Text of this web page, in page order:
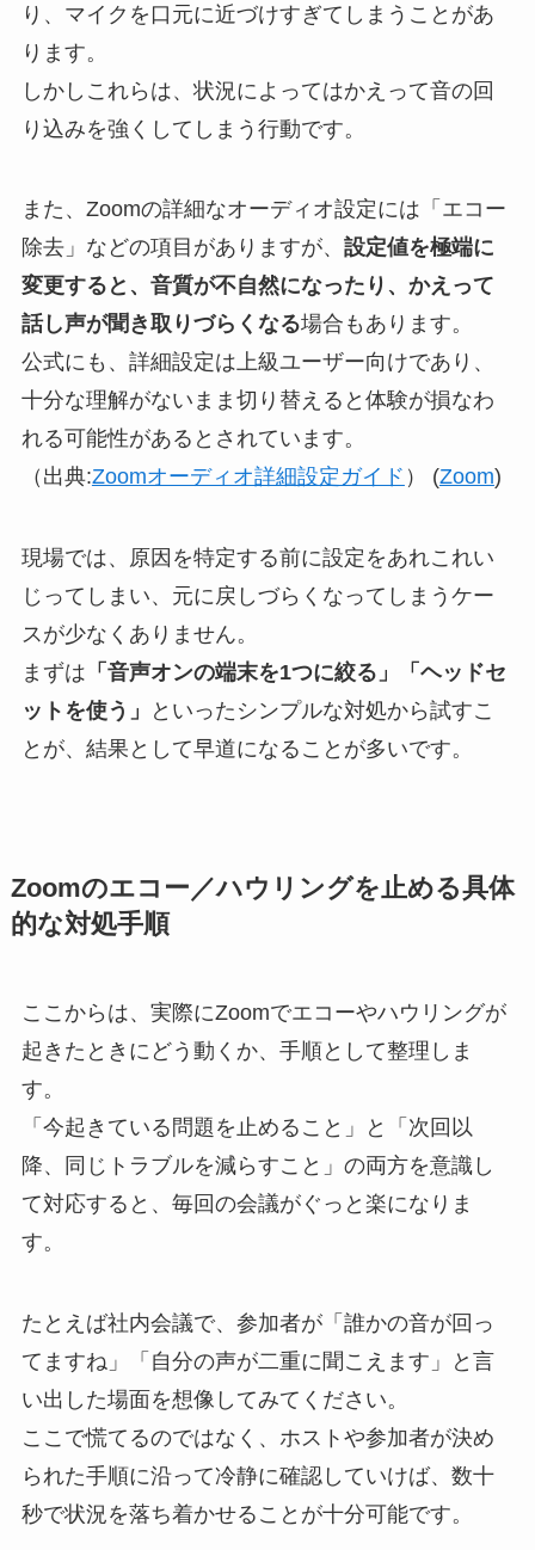
り、マイクを口元に近づけすぎてしまうことがあ
ります。
しかしこれらは、状況によってはかえって音の回
り込みを強くしてしまう行動です。
また、Zoomの詳細なオーディオ設定には「エコー
除去」などの項目がありますが、 設定値を極端に
変更すると、音質が不自然になったり、かえって
話し声が聞き取りづらくなる場合もあります。
公式にも、詳細設定は上級ユーザー向けであり、
十分な理解がないまま切り替えると体験が損なわ
れる可能性があるとされています。
（出典:Zoomオーディオ詳細設定ガイド ） (Zoom)
現場では、原因を特定する前に設定をあれこれい
じってしまい、元に戻しづらくなってしまうケー
スが少なくありません。
まずは 「音声オンの端末を1つに絞る」「ヘッドセ
ットを使う」
といったシンプルな対処から試すこ
とが、結果として早道になることが多いです。
Zoomのエコー／ハウリングを止める具体
的な対処手順
ここからは、実際にZoomでエコーやハウリングが
起きたときにどう動くか、手順として整理しま
す。
「今起きている問題を止めること」と「次回以
降、同じトラブルを減らすこと」の両方を意識し
て対応すると、毎回の会議がぐっと楽になりま
す。
たとえば社内会議で、参加者が「誰かの音が回っ
てますね」「自分の声が二重に聞こえます」と言
い出した場面を想像してみてください。
ここで慌てるのではなく、ホストや参加者が決め
られた手順に沿って冷静に確認していけば、数十
秒で状況を落ち着かせることが十分可能です。